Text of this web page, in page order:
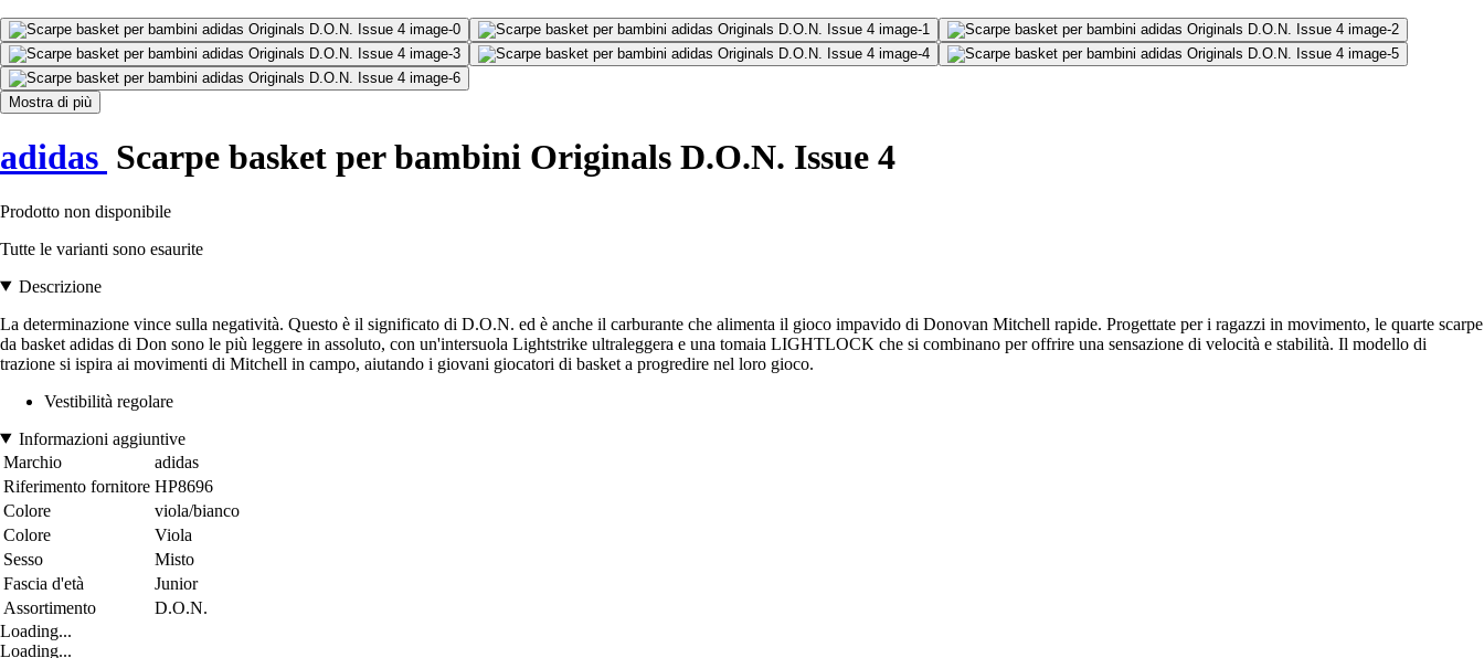
Mostra di più
adidas Scarpe basket per bambini Originals D.O.N. Issue 4
Prodotto non disponibile
Tutte le varianti sono esaurite
Descrizione
La determinazione vince sulla negatività. Questo è il significato di D.O.N. ed è anche il carburante che alimenta il gioco impavido di Donovan Mitchell rapide. Progettate per i ragazzi in movimento, le quarte scarpe
da basket adidas di Don sono le più leggere in assoluto, con un'intersuola Lightstrike ultraleggera e una tomaia LIGHTLOCK che si combinano per offrire una sensazione di velocità e stabilità. Il modello di
trazione si ispira ai movimenti di Mitchell in campo, aiutando i giovani giocatori di basket a progredire nel loro gioco.
Vestibilità regolare
Informazioni aggiuntive
Marchio
adidas
Riferimento fornitore HP8696
Colore
viola/bianco
Colore
Viola
Sesso
Misto
Fascia d'età
Junior
Assortimento
D.O.N.
Loading...
Loading...